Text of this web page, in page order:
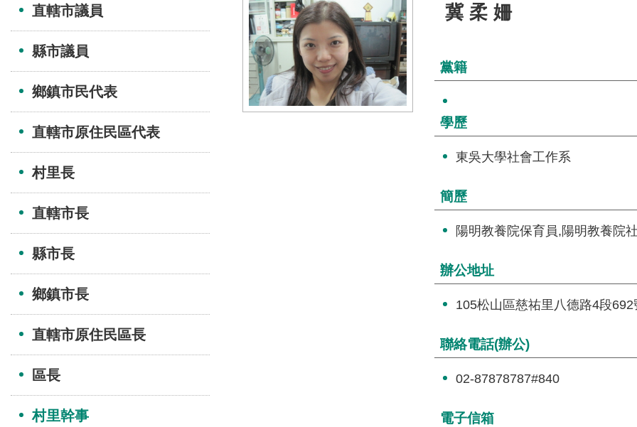
直轄市議員
縣市議員
鄉鎮市民代表
直轄市原住民區代表
村里長
直轄市長
縣市長
鄉鎮市長
直轄市原住民區長
區長
村里幹事
冀柔姍
黨籍
學歷
東吳大學社會工作系
簡歷
陽明教養院保育員,陽明教養院
辦公地址
105松山區慈祐里八德路4段692
聯絡電話(辦公)
02-87878787#840
電子信箱